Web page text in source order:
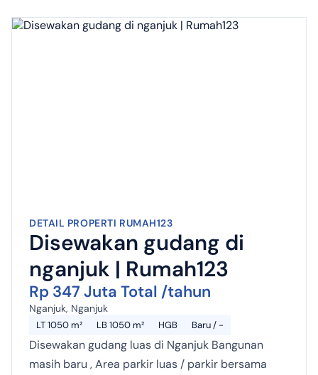
DETAIL PROPERTI RUMAH123
Disewakan gudang di
nganjuk | Rumah123
Rp 347 Juta Total /tahun
Nganjuk, Nganjuk
LT 1050 m² LB 1050 m² HGB Baru / -
Disewakan gudang luas di Nganjuk Bangunan
masih baru , Area parkir luas / parkir bersama